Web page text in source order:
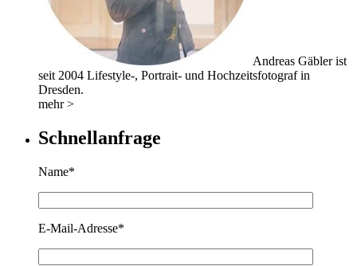
Andreas Gäbler ist
seit 2004 Lifestyle-, Portrait- und Hochzeitsfotograf in
Dresden.
mehr >
Schnellanfrage
Name*
E-Mail-Adresse*